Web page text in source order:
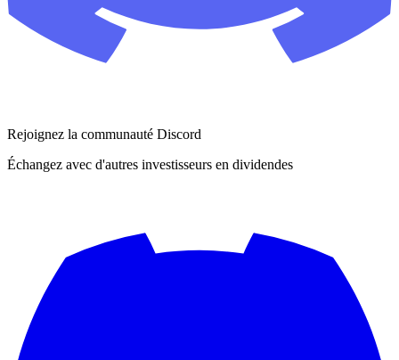
Rejoignez la communauté Discord
Échangez avec d'autres investisseurs en dividendes